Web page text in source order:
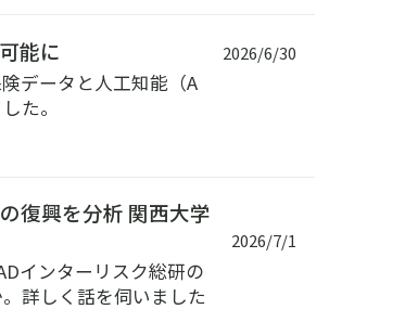
能に
データと人工知能（A
た。
2026/6/30
復興を分析 関西大学
インターリスク総研の
詳しく話を伺いました
2026/7/1